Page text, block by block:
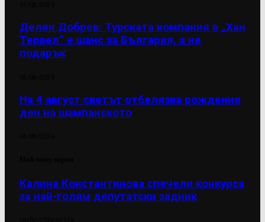
Делян Добрев: Турската компания в „Хан
Тервел“ е шанс за България, а не
подарък
На 4 август светът отбелязва рождения
ден на шампанското
Калина Константинова спечели конкурса
за най-голям депутатски задник